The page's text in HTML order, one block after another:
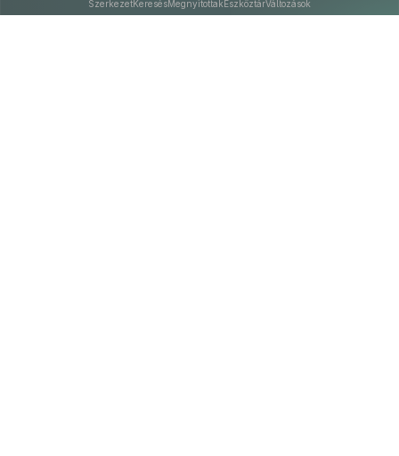
SzerkezetKeresésMegnyitottakEszköztárVáltozások